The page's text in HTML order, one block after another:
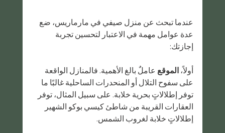
عندما تبحث عن منزل صيفي في مارماريس، ضع
عدة عوامل مهمة في الاعتبار لتحسين تجربة
إجازتك:
أولاً، الموقع عاملٌ بالغ الأهمية. فالمنازل الواقعة
على سفوح التلال أو المنحدرات الساحلية غالبًا ما
توفر إطلالاتٍ بحرية خلابة. على سبيل المثال، توفر
العقارات القريبة من شاطئ كيسي بوكو الشهير
إطلالاتٍ خلابة لغروب الشمس.